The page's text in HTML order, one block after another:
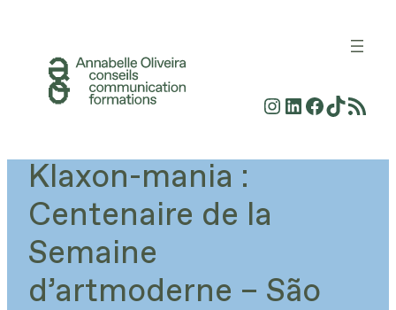
contenu
Instagram
LinkedIn
Facebook
TikTok
Flux RSS
Klaxon-mania :
Centenaire de la
Semaine
d’artmoderne – São